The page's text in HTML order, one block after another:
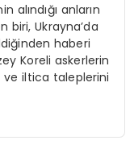
alındığı anların
biri, Ukrayna’da
haberi
Koreli askerlerin
ve iltica taleplerini